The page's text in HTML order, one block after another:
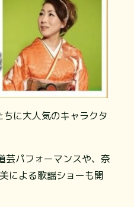
に大人気のキャラクタ
芸パフォーマンスや、奈
による歌謡ショーも開